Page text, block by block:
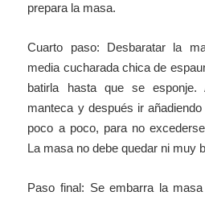
prepara la masa.
Cuarto paso: Desbaratar la
media cucharada chica de
batirla hasta que se
manteca y después ir
poco a poco, para no
La masa no debe quedar ni muy
Paso final: Se embarra la